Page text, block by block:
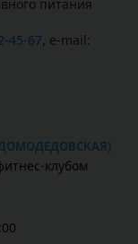
питания
45-67, e-mail:
клубом